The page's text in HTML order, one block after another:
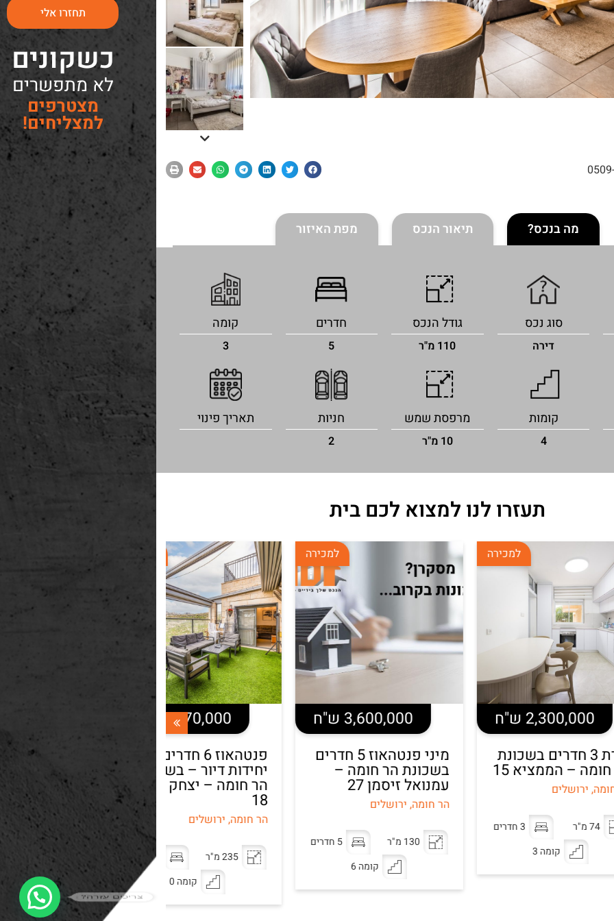
תחזרו אלי
כשקונים
לא מתפשרים
מצטרפים
למצליחים!
מה בנכס? תיאור הנכס מפת האיזור
סוג נכס
דירה
גודל הנכס
110 מ"ר
חדרים
5
קומה
3
קומות
4
מרפסת שמש
10 מ"ר
חניות
2
תאריך פינוי
תעזרו לנו למצוא לכם בית
ש"ח
חדרים בשכונת
15
3 חדרים
3,600,000 ש"ח
מיני פנטהאוז 5 חדרים
בשכונת הר חומה –
עמנואל זיסמן 27
הר חומה, ירושלים
5 חדרים
למכירה
4,770,000 ש"ח
פנטהאוז 6 חדרים + 2
יחידות דיור – בשכונת
הר חומה – יצחק רפאל
הר חומה, ירושלים
6 חדרים
דירת 5 חדרים בשכונת
הר חומה – עמנואל
זיסמן
הר חומה, ירושלים
113 מ"ר
קומה 2
צריכים עזרה?